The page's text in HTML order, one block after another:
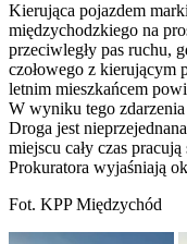
Kierująca pojazdem
międzychodzkiego na
przeciwległy pas ruchu,
czołowego z kierującym
letnim mieszkańcem
W wyniku tego zdarzenia
Droga jest
miejscu cały czas
Prokuratora wyjaśniają
Fot. KPP Międzychód